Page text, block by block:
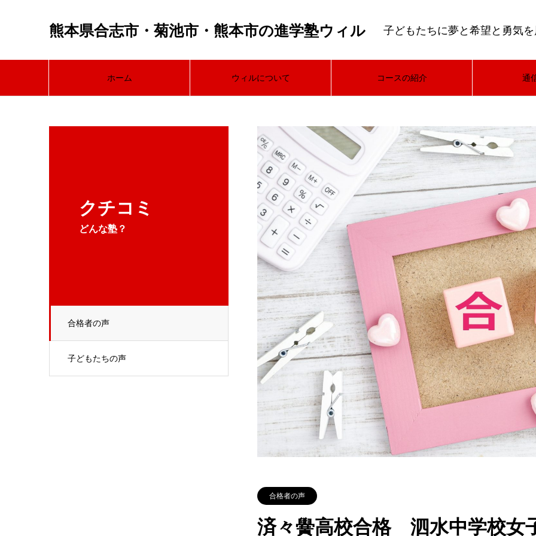
熊本県合志市・菊池市・熊本市の進学塾ウィル 子どもたちに夢と希望と勇気
ホーム ウィルについて コースの紹介 通
クチコミ
どんな塾？
合格者の声
子どもたちの声
合格者の声
済々黌高校合格 泗水中学校女